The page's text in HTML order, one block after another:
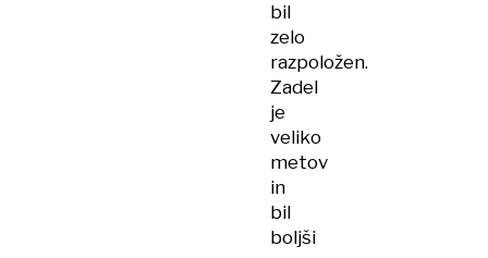
bil
zelo
razpoložen.
Zadel
je
veliko
metov
in
bil
boljši